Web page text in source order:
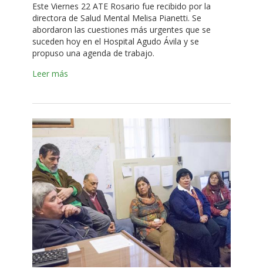
Este Viernes 22 ATE Rosario fue recibido por la
directora de Salud Mental Melisa Pianetti. Se
abordaron las cuestiones más urgentes que se
suceden hoy en el Hospital Agudo Ávila y se
propuso una agenda de trabajo.
Leer más